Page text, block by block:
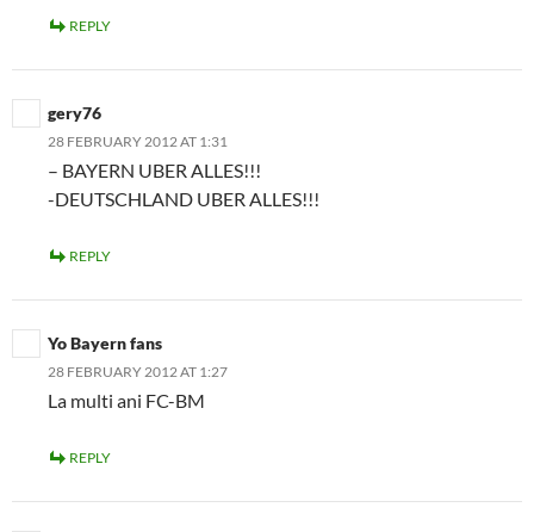
REPLY
gery76
28 FEBRUARY 2012 AT 1:31
– BAYERN UBER ALLES!!!
-DEUTSCHLAND UBER ALLES!!!
REPLY
Yo Bayern fans
28 FEBRUARY 2012 AT 1:27
La multi ani FC-BM
REPLY